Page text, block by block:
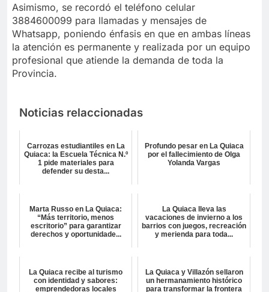
Asimismo, se recordó el teléfono celular
3884600099 para llamadas y mensajes de
Whatsapp, poniendo énfasis en que en ambas líneas
la atención es permanente y realizada por un equipo
profesional que atiende la demanda de toda la
Provincia.
Noticias relaccionadas
Carrozas estudiantiles en La
Quiaca: la Escuela Técnica N.º
1 pide materiales para
defender su desta...
Profundo pesar en La Quiaca
por el fallecimiento de Olga
Yolanda Vargas
Marta Russo en La Quiaca:
“Más territorio, menos
escritorio” para garantizar
derechos y oportunidade...
La Quiaca lleva las
vacaciones de invierno a los
barrios con juegos, recreación
y merienda para toda...
La Quiaca recibe al turismo
con identidad y sabores:
emprendedoras locales
La Quiaca y Villazón sellaron
un hermanamiento histórico
para transformar la frontera